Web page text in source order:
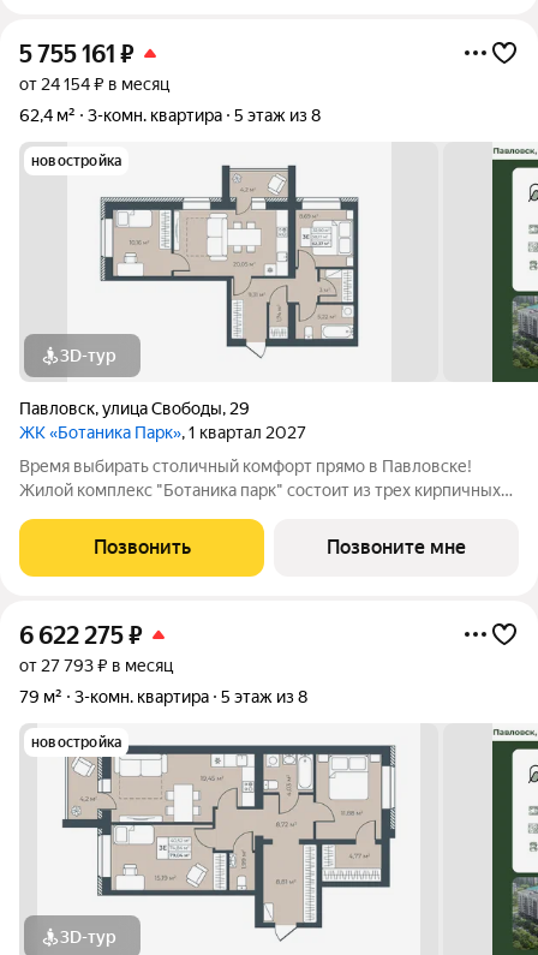
5 755 161 ₽
от 24 154 ₽ в месяц
62,4 м²
3-комн. квартира 5 этаж из 8
новостройка
3D-тур
Павловск,улица Свободы, 29
ЖК «Ботаника Парк», 1 квартал 2027
Время выбирать столичный комфорт прямо в Павловске!
Жилой комплекс "Ботаника парк" состоит из трех кирпичных
дворовая территория обеспечивает безопасное пространство
для отдыха детей и взрослых, а
Позвонить Позвоните мне
6 622 275₽
от 27 793 ₽ в месяц
79 м²
3-комн. квартира 5 этаж из 8
новостройка
3D-тур